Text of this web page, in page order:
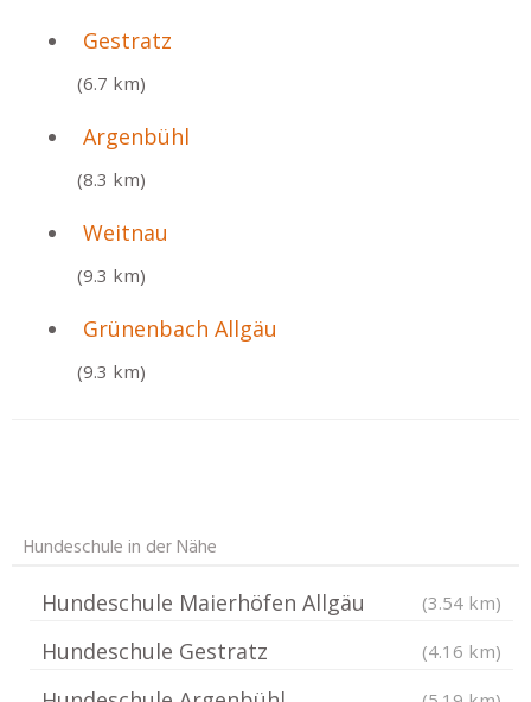
Gestratz
(6.7 km)
Argenbühl
(8.3 km)
Weitnau
(9.3 km)
Grünenbach Allgäu
(9.3 km)
Hundeschule in der Nähe
Hundeschule Maierhöfen Allgäu (3.54 km)
Hundeschule Gestratz (4.16 km)